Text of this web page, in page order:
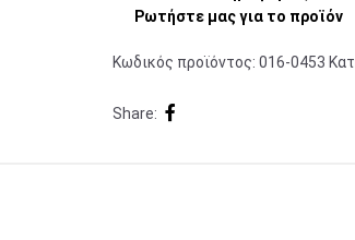
Ρωτήστε μας για το προϊόν
Κωδικός προϊόντος: 016-0453
Share: